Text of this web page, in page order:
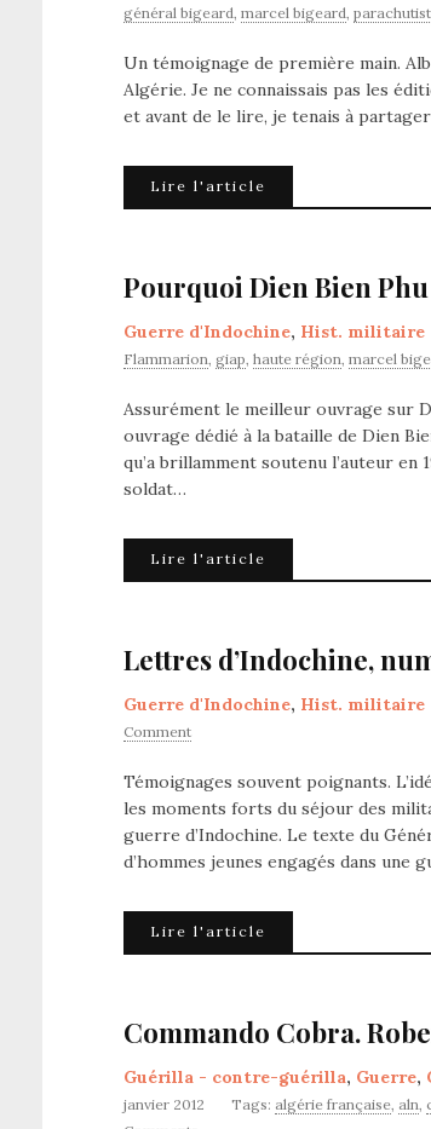
général bigeard, marcel bigeard,
Un témoignage de première main.
Algérie. Je ne connaissais pas les
et avant de le lire, je tenais à
Lire l'article
Pourquoi Dien Bien
Guerre d'Indochine, Hist. militaire
Flammarion, giap, haute région, marcel
Assurément le meilleur ouvrage sur
ouvrage dédié à la bataille de Dien
qu’a brillamment soutenu l’auteur
soldat…
Lire l'article
Lettres d’Indochine,
Guerre d'Indochine, Hist. militaire
Comment
Témoignages souvent poignants.
les moments forts du séjour des
guerre d’Indochine. Le texte du
d’hommes jeunes engagés dans une
Lire l'article
Commando Cobra.
Guérilla - contre-guérilla, Guerre,
janvier 2012
Tags: algérie française, aln,